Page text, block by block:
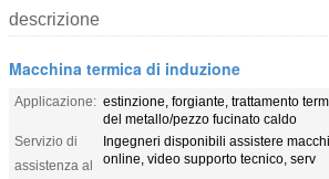
descrizione
Macchina termica di induzione
Applicazione: estinzione, forgiante, trattamento
del metallo/pezzo fucinato caldo
Servizio di
assistenza al
Ingegneri disponibili assistere
online, video supporto tecnico, serv